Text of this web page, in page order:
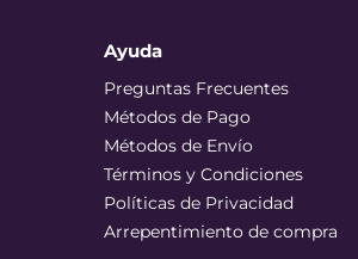
Ayuda
Preguntas Frecuentes
Métodos de Pago
Métodos de Envío
Términos y Condiciones
Políticas de Privacidad
Arrepentimiento de compra